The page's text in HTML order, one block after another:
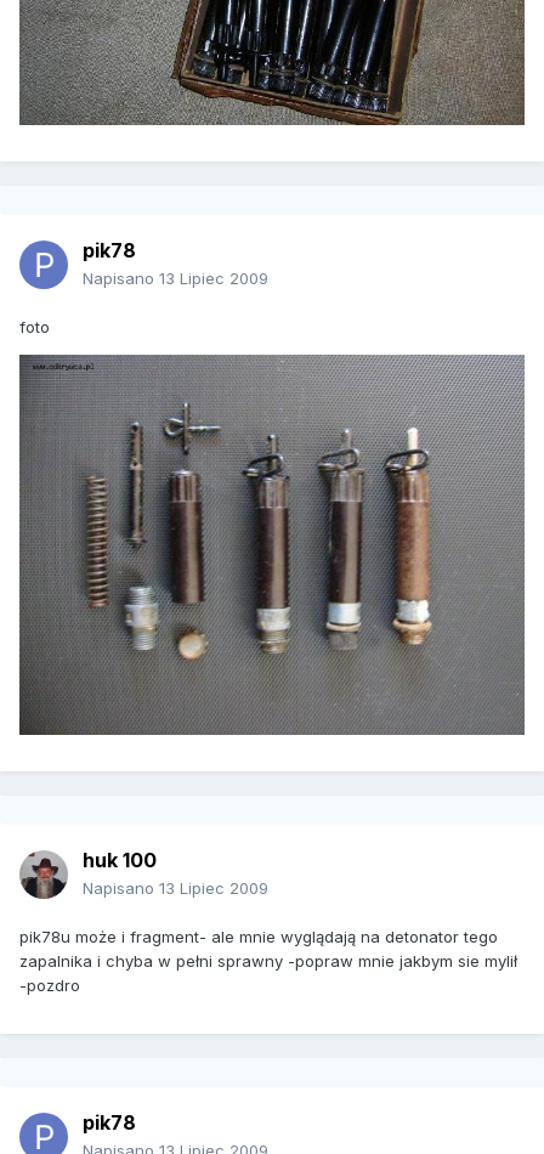
pik78
Napisano 13 Lipiec 2009
foto
huk 100
Napisano 13 Lipiec 2009
pik78u może i fragment- ale mnie wyglądają na detonator tego
zapalnika i chyba w pełni sprawny -popraw mnie jakbym sie mylił
-pozdro
pik78